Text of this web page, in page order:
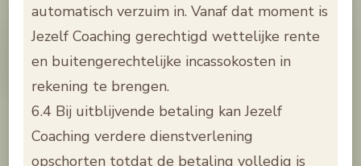
automatisch verzuim in. Vanaf dat moment is
Jezelf Coaching gerechtigd wettelijke rente
en buitengerechtelijke incassokosten in
rekening te brengen.
6.4 Bij uitblijvende betaling kan Jezelf
Coaching verdere dienstverlening
opschorten totdat de betaling volledig is